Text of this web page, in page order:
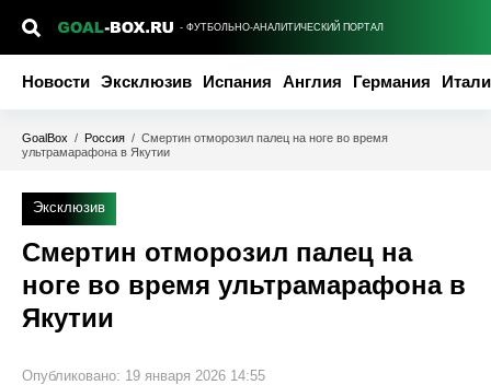
- ФУТБОЛЬНО-АНАЛИТИЧЕСКИЙ ПОРТАЛ
Новости Эксклюзив Испания Англия Германия
GoalBox / Россия / Смертин отморозил палец на ноге во время
ультрамарафона в Якутии
Эксклюзив
Смертин отморозил палец на
ноге во время ультрамарафона в
Якутии
Опубликовано: 19 января 2026 14:55